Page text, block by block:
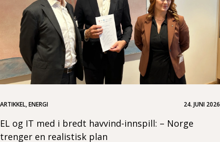
ARTIKKEL, ENERGI 24. JUNI 2026
EL og IT med i bredt havvind-innspill: – Norge
trenger en realistisk plan